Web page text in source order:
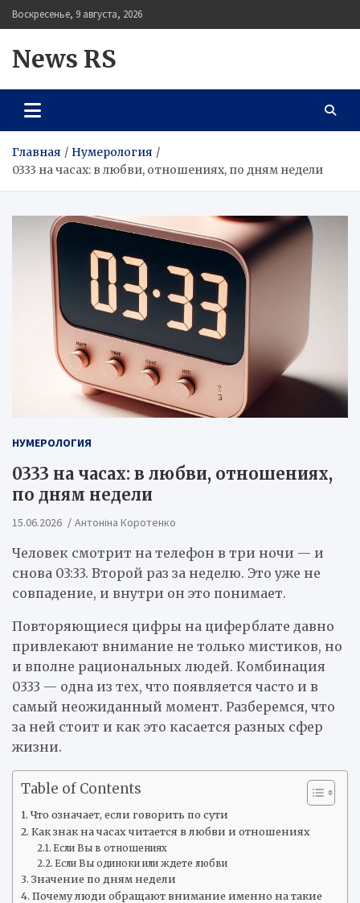
Перейти
к
Воскресенье, 9 августа, 2026
News RS
Главная
Нумерология
0333 на часах: в любви, отношениях, по дням недели
НУМЕРОЛОГИЯ
0333 на часах: в любви, отношениях,
по дням недели
15.06.2026 Антоніна Коротенко
Человек смотрит на телефон в три ночи — и
снова 03:33. Второй раз за неделю. Это уже не
совпадение, и внутри он это понимает.
Повторяющиеся цифры на циферблате давно
привлекают внимание не только мистиков, но
и вполне рациональных людей. Комбинация
0333 — одна из тех, что появляется часто и в
самый неожиданный момент. Разберемся, что
за ней стоит и как это касается разных сфер
жизни.
Table of Contents
Что означает, если говорить по сути
Как знак на часах читается в любви и отношениях
Если Вы в отношениях
Если Вы одиноки или ждете любви
Значение по дням недели
Почему люди обращают внимание именно на такие